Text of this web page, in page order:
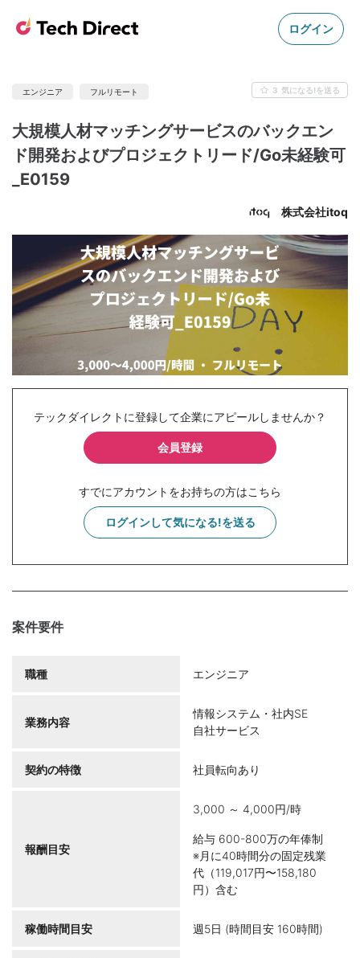
ログイン
エンジニア フルリモート 3 気になる!を送る
大規模人材マッチングサービスのバックエン
ド開発およびプロジェクトリード/Go未経験可
_E0159
株式会社itoq
テックダイレクトに登録して企業にアピールしませんか？
会員登録
すでにアカウントをお持ちの方はこちら
ログインして気になる!を送る
案件要件
職種 エンジニア
業務内容
情報システム・社内SE
自社サービス
契約の特徴 社員転向あり
報酬目安
3,000 ～ 4,000円/時
給与 600-800万の年俸制
※月に40時間分の固定残業
代（119,017円〜158,180
円）含む
稼働時間目安 週5日 (時間目安 160時間)